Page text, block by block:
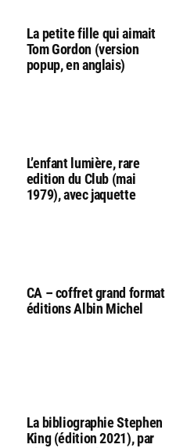
La petite fille qui aimait
Tom Gordon (version
popup, en anglais)
L’enfant lumière, rare
edition du Club (mai
1979), avec jaquette
CA – coffret grand format
éditions Albin Michel
La bibliographie Stephen
King (édition 2021), par